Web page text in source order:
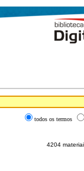
todos os termos
4204